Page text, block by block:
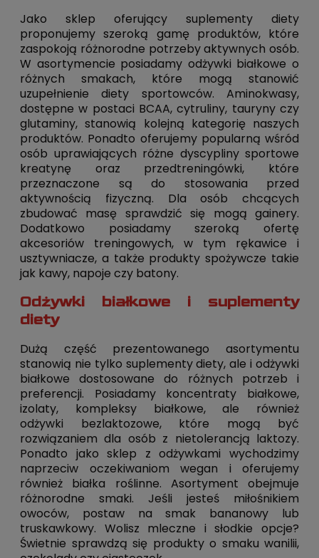
Jako sklep oferujący suplementy diety
proponujemy szeroką gamę produktów, które
zaspokoją różnorodne potrzeby aktywnych osób.
W asortymencie posiadamy odżywki białkowe o
różnych smakach, które mogą stanowić
uzupełnienie diety sportowców. Aminokwasy,
dostępne w postaci BCAA, cytruliny, tauryny czy
glutaminy, stanowią kolejną kategorię naszych
produktów. Ponadto oferujemy popularną wśród
osób uprawiających różne dyscypliny sportowe
kreatynę oraz przedtreningówki, które
przeznaczone są do stosowania przed
aktywnością fizyczną. Dla osób chcących
zbudować masę sprawdzić się mogą gainery.
Dodatkowo posiadamy szeroką ofertę
akcesoriów treningowych, w tym rękawice i
usztywniacze, a także produkty spożywcze takie
jak kawy, napoje czy batony.
Odżywki białkowe i suplementy
diety
Dużą część prezentowanego asortymentu
stanowią nie tylko suplementy diety, ale i odżywki
białkowe dostosowane do różnych potrzeb i
preferencji. Posiadamy koncentraty białkowe,
izolaty, kompleksy białkowe, ale również
odżywki bezlaktozowe, które mogą być
rozwiązaniem dla osób z nietolerancją laktozy.
Ponadto jako sklep z odżywkami wychodzimy
naprzeciw oczekiwaniom wegan i oferujemy
również białka roślinne. Asortyment obejmuje
różnorodne smaki. Jeśli jesteś miłośnikiem
owoców, postaw na smak bananowy lub
truskawkowy. Wolisz mleczne i słodkie opcje?
Świetnie sprawdzą się produkty o smaku wanilii,